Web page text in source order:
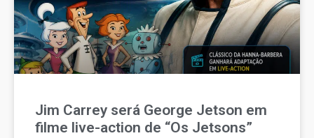
Jim Carrey será George Jetson em
filme live-action de “Os Jetsons”